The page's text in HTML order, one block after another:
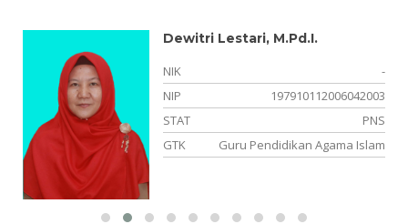
Dewitri Lestari, M.Pd.I.
NIK
-
NIP
197910112006042003
STAT
PNS
GTK
Guru Pendidikan Agama Islam